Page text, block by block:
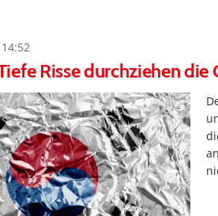
Risse durchziehen die